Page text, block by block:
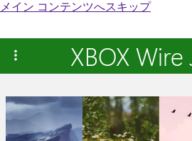
メイン コンテンツへスキップ
XBOX Wire